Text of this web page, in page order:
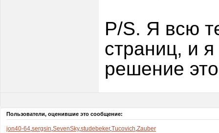
P/S. Я всю
страниц, и
решение
Пользователи, оценившие это сообщение:
jon40-64,sergsin,SevenSky,studebeker,Tucovich,Zauber